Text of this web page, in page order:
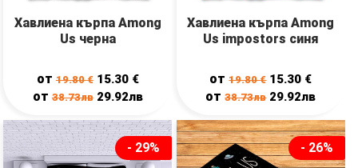
Хавлиена кърпа Among
Us черна
от19.80€ 15.30 €
от38.73лв 29.92лв
Хавлиена кърпа Among
Us impostors синя
от19.80€ 15.30 €
от38.73лв 29.92лв
- 29% - 26%